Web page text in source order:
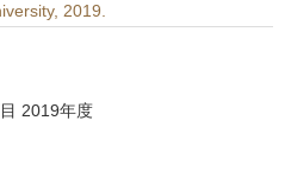
2019.
2019年度